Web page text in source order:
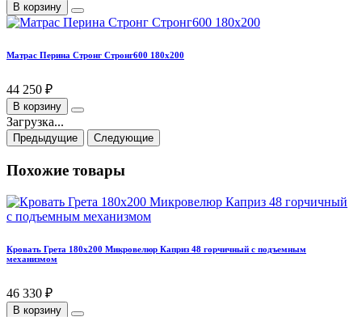
В корзину
Матрас Перина Стронг Стронг600 180х200
44 250 ₽
В корзину
Загрузка...
Предыдущие Следующие
Похожие товары
Кровать Грета 180х200 Микровелюр Каприз 48 горчичный с подъемным
механизмом
46 330 ₽
В корзину